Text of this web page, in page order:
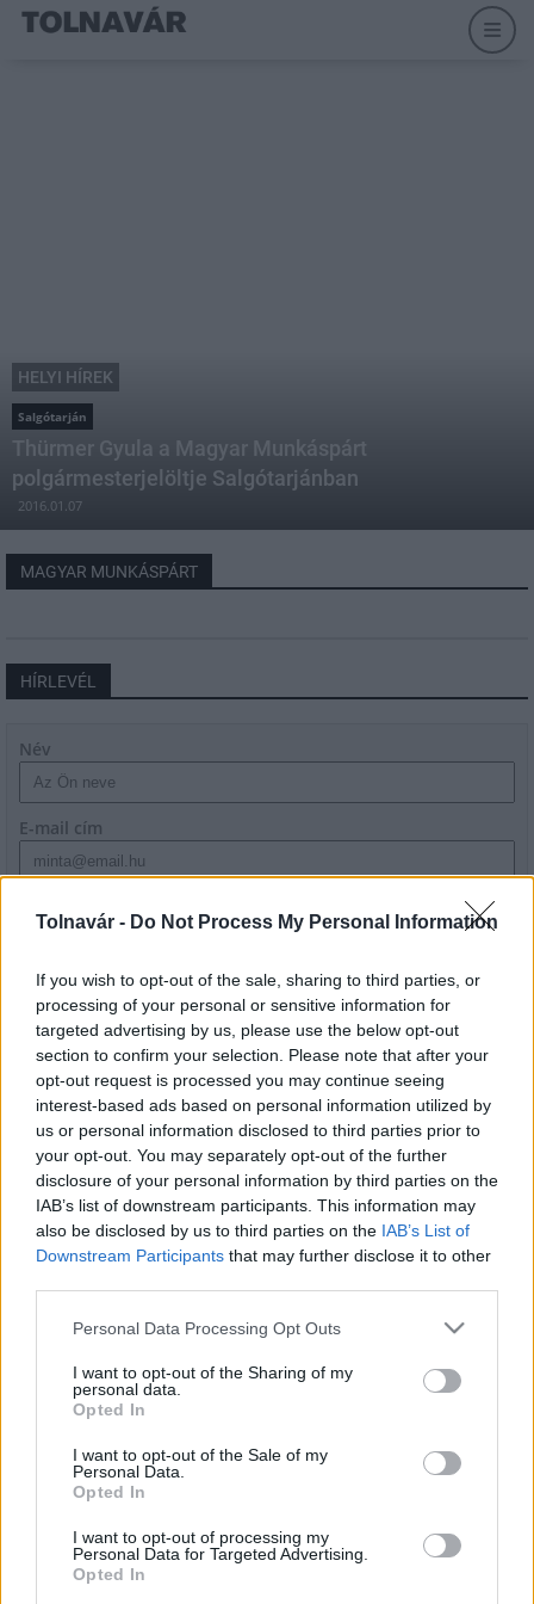
Tolnavár - Do Not Process My Personal Information
If you wish to opt-out of the sale, sharing to third parties, or
processing of your personal or sensitive information for
targeted advertising by us, please use the below opt-out
section to confirm your selection. Please note that after your
opt-out request is processed you may continue seeing
interest-based ads based on personal information utilized by
us or personal information disclosed to third parties prior to
your opt-out. You may separately opt-out of the further
disclosure of your personal information by third parties on the
IAB’s list of downstream participants. This information may
also be disclosed by us to third parties on the IAB’s List of
Downstream Participants that may further disclose it to other
Please note that this website/app uses one or more Google
not limited to your visit or usage behaviour. You may click to
grant or deny consent to Google and its third-party tags to
use your data for below specified purposes in below Google
consent section.
Personal Data Processing Opt Outs
I want to opt-out of the Sharing of my
personal data.
Opted In
I want to opt-out of the Sale of my
Personal Data.
Opted In
I want to opt-out of processing my
Personal Data for Targeted Advertising.
Opted In
HELYI HÍREK
Salgótarján
Thürmer Gyula a Magyar Munkáspárt
polgármesterjelöltje Salgótarjánban
2016.01.07
MAGYAR MUNKÁSPÁRT
HÍRLEVÉL
Név
E-mail cím
adatvédelmi
szabályzatot!
FELIRATKOZÁS
LEGFRISSEBB
Országos hírek
Megérkezett az eső a Duna vízgyűjtőjére
Megérkezett a rég várt eső a Duna vízgyűjtőjére, a folyó
magyarországi szakaszán azonban továbbra is csak pár
centiméteres vízszintváltozások jellemzőek.
KECSKEMÉTEN IS SZAKIRÁNYÚ
TOVÁBBKÉPZÉSEKKEL ERŐSÍT A GÁL FERENC
EGYETEM
Országos hírek
A LAKOSSÁGRA IS FONTOS SZEREP HÁRUL A
SZÚNYOGINVÁZIÓ ELKERÜLÉSÉBEN